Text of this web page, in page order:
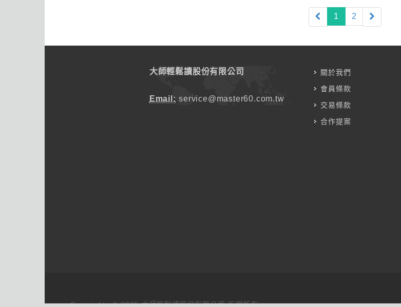
1 (current)
2
大師輕鬆讀股份有限公司
Email: service@master60.com.tw
關於我們
會員條款
交易條款
合作提案
Copyrights © 2026 大師輕鬆讀股份有限公司 版權所有.